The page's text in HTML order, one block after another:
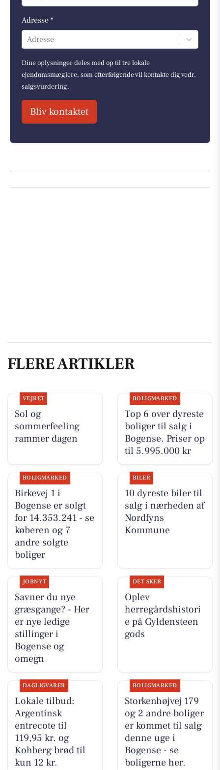
Adresse *
Adresse
Dine oplysninger deles med op til tre lokale
ejendomsmæglere, som efterfølgende vil kontakte dig vedr.
salgsvurdering.
Bliv kontaktet
FLERE ARTIKLER
VEJRET
Sol og
sommerfeeling
rammer dagen
BOLIGMARKED
Top 6 over dyreste
boliger til salg i
Bogense. Priser op
til 5.995.000 kr
BOLIGMARKED
Birkevej 1 i
Bogense er solgt
for 14.353.241 - se
køberen og 7
andre solgte
boliger
BILER
10 dyreste biler til
salg i nærheden af
Nordfyns
Kommune
JOBNYT
Savner du nye
græsgange? - Her
er nye ledige
stillinger i
Bogense og
omegn
DET SKER
Oplev
herregårdshistori
e på Gyldensteen
gods
DAGLIGVARER
Lokale tilbud:
Argentinsk
entrecote til
119,95 kr. og
Kohberg brød til
kun 12 kr.
BOLIGMARKED
Storkenhøjvej 179
og 2 andre boliger
er kommet til salg
denne uge i
Bogense - se
boligerne her.